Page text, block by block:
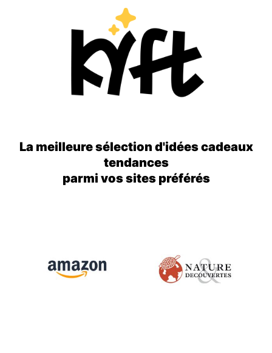
La meilleure sélection d'idées cadeaux
tendances
parmi vos sites préférés